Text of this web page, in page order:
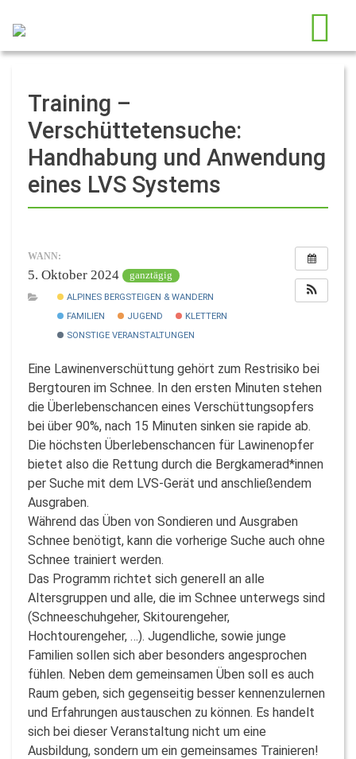
Training –
Verschüttetensuche:
Handhabung und Anwendung
eines LVS Systems
WANN:
5. Oktober 2024 ganztägig
ALPINES BERGSTEIGEN & WANDERN
FAMILIEN
JUGEND
KLETTERN
SONSTIGE VERANSTALTUNGEN
Eine Lawinenverschüttung gehört zum Restrisiko bei
Bergtouren im Schnee. In den ersten Minuten stehen
die Überlebenschancen eines Verschüttungsopfers
bei über 90%, nach 15 Minuten sinken sie rapide ab.
Die höchsten Überlebenschancen für Lawinenopfer
bietet also die Rettung durch die Bergkamerad*innen
per Suche mit dem LVS-Gerät und anschließendem
Ausgraben.
Während das Üben von Sondieren und Ausgraben
Schnee benötigt, kann die vorherige Suche auch ohne
Schnee trainiert werden.
Das Programm richtet sich generell an alle
Altersgruppen und alle, die im Schnee unterwegs sind
(Schneeschuhgeher, Skitourengeher,
Hochtourengeher, …). Jugendliche, sowie junge
Familien sollen sich aber besonders angesprochen
fühlen. Neben dem gemeinsamen Üben soll es auch
Raum geben, sich gegenseitig besser kennenzulernen
und Erfahrungen austauschen zu können. Es handelt
sich bei dieser Veranstaltung nicht um eine
Ausbildung, sondern um ein gemeinsames Trainieren!